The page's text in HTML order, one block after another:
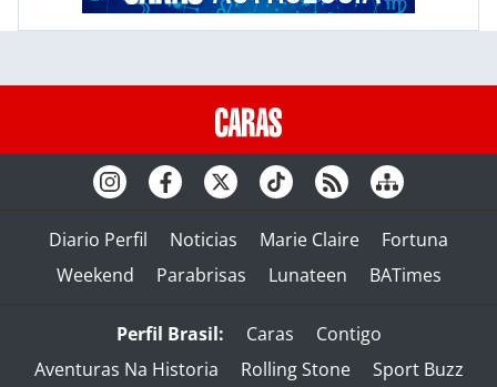
Diario Perfil Noticias Marie Claire
Fortuna
Weekend
Parabrisas Lunateen BATimes
Perfil Brasil: Caras
Contigo
Aventuras Na Historia
Rolling Stone Sport Buzz